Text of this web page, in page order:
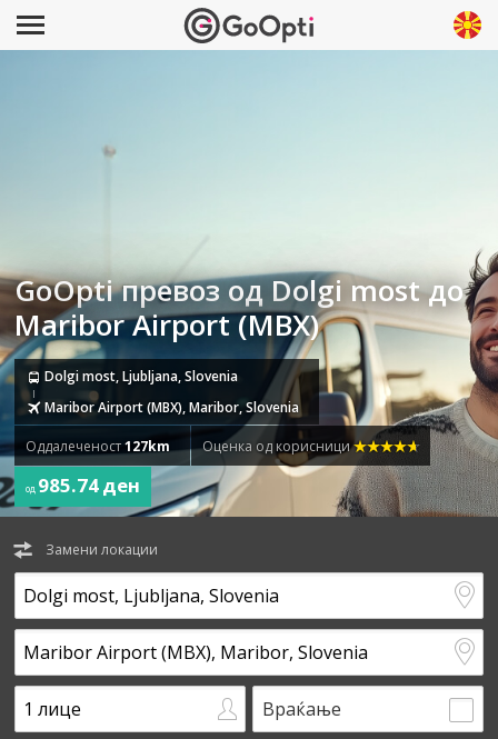
GoOpti превоз од Dolgi most до
Maribor Airport (MBX)
Dolgi most, Ljubljana, Slovenia
Maribor Airport (MBX), Maribor, Slovenia
Оддалеченост127km Оценка од корисници
од 985.74 ден
Замени локации
Враќање